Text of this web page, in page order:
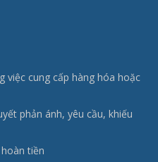
việc cung cấp hàng hóa hoặc
phản ánh, yêu cầu, khiếu
tiền